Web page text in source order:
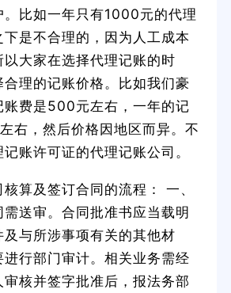
。比如一年只有1000元的代理
是不合理的，因为人工成本
大家在选择代理记账的时
理的记账价格。比如我们豪
账费是500元左右，一年的记
右，然后价格因地区而异。不
账许可证的代理记账公司。
算及签订合同的流程： 一、
送审。合同批准书应当载明
与所涉事项有关的其他材
行部门审计。相关业务需经
核并签字批准后，报法务部